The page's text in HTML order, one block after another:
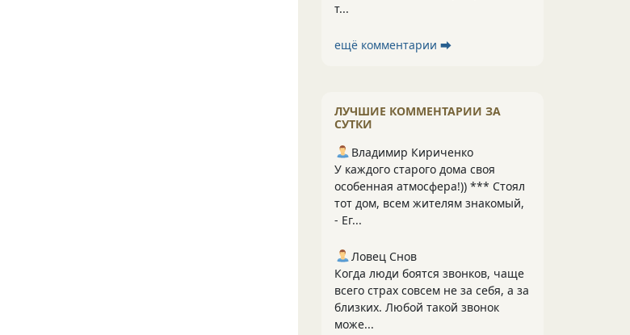
т...
ещё комментарии ⮕
ЛУЧШИЕ КОММЕНТАРИИ ЗА
СУТКИ
Владимир Кириченко
У каждого старого дома своя
особенная атмосфера!)) *** Стоял
тот дом, всем жителям знакомый,
- Ег...
Ловец Снов
Когда люди боятся звонков, чаще
всего страх совсем не за себя, а за
близких. Любой такой звонок
може...